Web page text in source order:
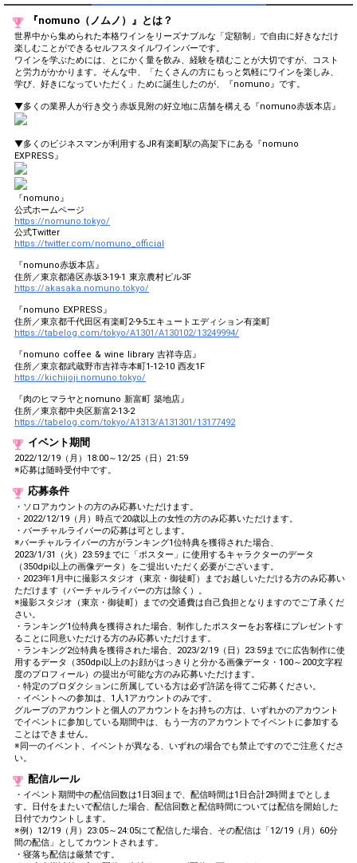
To send performers paid items,
you must use Show Gold.
Close
『nomuno（ノムノ）』とは？
世界中から集められた本格ワインをリーズナブルな「定額制」で自由に好きなだけ
楽しむことができるセルフスタイルワインバーです。
ワインを学ぶためには、とにかく量を飲み、経験を積むことが大切ですが、コスト
と労力がかかります。そんな中、「たくさんの方にもっと気軽にワインを楽しみ、
学び、好きになっていただく」ために誕生したのが、『nomuno』です。
▼多くの業界人が行き交う赤坂見附の好立地に店舗を構える『nomuno赤坂本店』
▼多くのビジネスマンが利用するJR有楽町駅の高架下にある『nomuno
EXPRESS』
『nomuno』
公式ホームページ
https://nomuno.tokyo/
公式Twitter
https://twitter.com/nomuno_official
『nomuno赤坂本店』
住所／東京都港区赤坂3-19-1 東京農村ビル3F
https://akasaka.nomuno.tokyo/
『nomuno EXPRESS』
住所／東京都千代田区有楽町2-9-5エキュートエディション有楽町
https://tabelog.com/tokyo/A1301/A130102/13249994/
『nomuno coffee & wine library 吉祥寺店』
住所／東京都武蔵野市吉祥寺本町1-12-10 西友1F
https://kichijoji.nomuno.tokyo/
『肉のヒマラヤとnomuno 新富町 築地店』
住所／東京都中央区新富2-13-2
https://tabelog.com/tokyo/A1313/A131301/13177492
イベント期間
2022/12/19（月）18:00～12/25（日）21:59
※応募は随時受付中です。
応募条件
・ソロアカウントの方のみ応募いただけます。
・2022/12/19（月）時点で20歳以上の女性の方のみ応募いただけます。
・バーチャルライバーの応募は可とします。
※バーチャルライバーの方がランキング1位特典を獲得された場合、
2023/1/31（火）23:59までに「ポスター」に使用するキャラクターのデータ
（350dpi以上の画像データ）をご提出いただく必要がございます。
・2023年1月中に撮影スタジオ（東京・御徒町）までお越しいただける方のみ応募い
ただけます（バーチャルライバーの方は除く）。
※撮影スタジオ（東京・御徒町）までの交通費は自己負担となりますのでご了承くだ
さい。
・ランキング1位特典を獲得された場合、制作したポスターをお客様にプレゼントす
ることに同意いただける方のみ応募いただけます。
・ランキング2位特典を獲得された場合、2023/2/19（日）23:59までに広告制作に使
用するデータ（350dpi以上のお顔がはっきりと分かる画像データ・100～200文字程
度のプロフィール）の提出が可能な方のみ応募いただけます。
・特定のプロダクションに所属している方は必ず許諾を得てご応募ください。
・イベントへの参加は、1人1アカウントのみです。
グループのアカウントと個人のアカウントをお持ちの方は、いずれかのアカウント
でイベントに参加している期間中は、もう一方のアカウントでイベントに参加する
ことはできません。
※同一のイベント、イベントが異なる、いずれの場合でも禁止ですのでご注意くださ
い。
配信ルール
・イベント期間中の配信回数は1日3回まで、配信時間は1日合計2時間までとしま
す。日付をまたいで配信した場合、配信回数と配信時間については配信を開始した
日付でカウントします。
※例）12/19（月）23:05～24:05にて配信した場合、その配信は「12/19（月）60分
間の配信」としてカウントされます。
・寝落ち配信は厳禁です。